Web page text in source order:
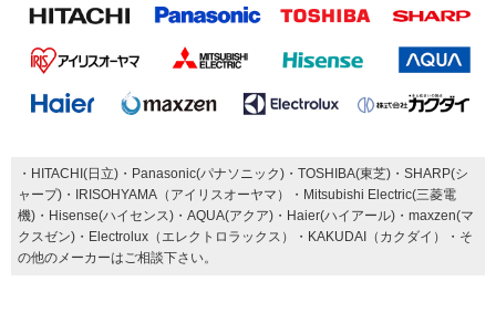
・HITACHI(日立)・Panasonic(パナソニック)・TOSHIBA(東芝)・SHARP(シ
ャープ)・IRISOHYAMA（アイリスオーヤマ）・Mitsubishi Electric(三菱電
機)・Hisense(ハイセンス)・AQUA(アクア)・Haier(ハイアール)・maxzen(マ
クスゼン)・Electrolux（エレクトロラックス）・KAKUDAI（カクダイ）・そ
の他のメーカーはご相談下さい。